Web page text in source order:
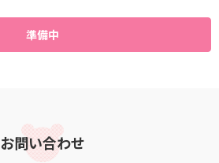
準備中
お問い合わせ